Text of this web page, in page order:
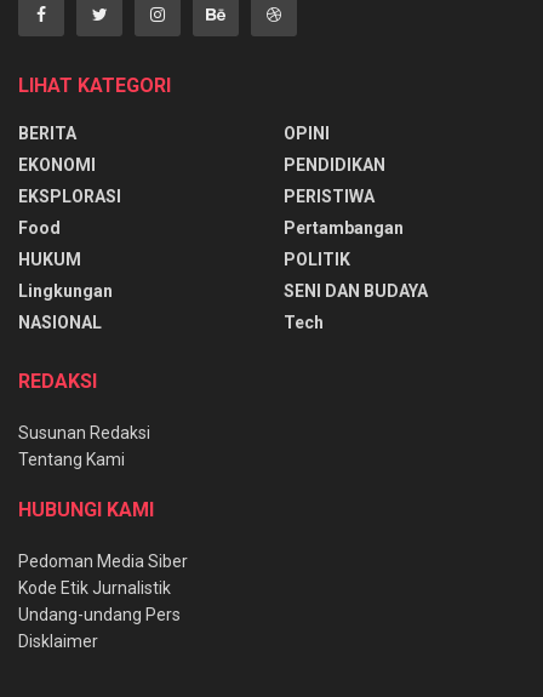
LIHAT KATEGORI
BERITA
EKONOMI
EKSPLORASI
Food
HUKUM
Lingkungan
NASIONAL
OPINI
PENDIDIKAN
PERISTIWA
Pertambangan
POLITIK
SENI DAN BUDAYA
Tech
REDAKSI
Susunan Redaksi
Tentang Kami
HUBUNGI KAMI
Pedoman Media Siber
Kode Etik Jurnalistik
Undang-undang Pers
Disklaimer